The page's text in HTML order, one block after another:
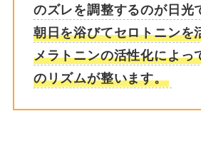
のズレを調整するのが日光
朝日を浴びてセロトニンを
メラトニンの活性化によっ
のリズムが整います。